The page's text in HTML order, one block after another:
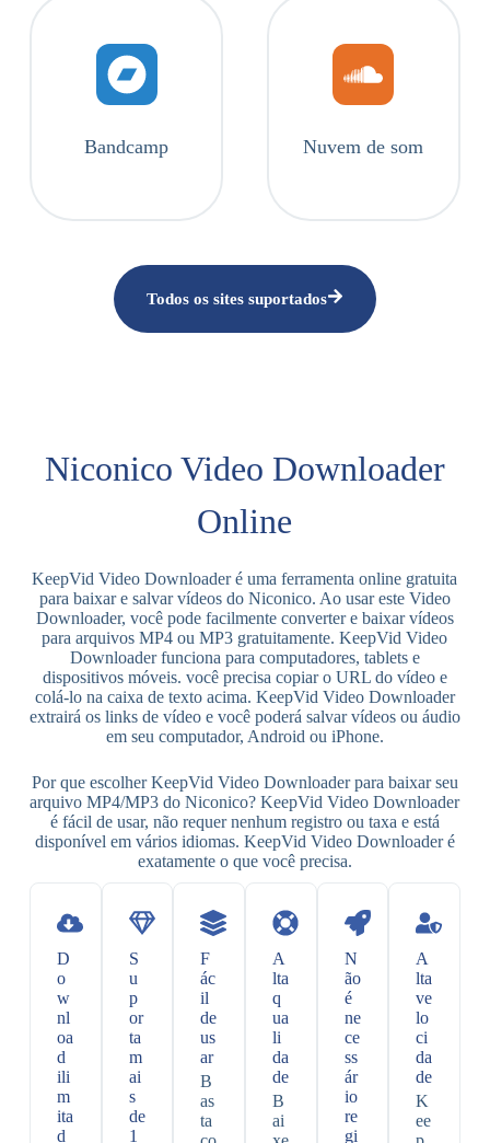
Bandcamp Nuvem de som
Todos os sites suportados
Niconico Video Downloader
Online
KeepVid Video Downloader é uma ferramenta online gratuita
para baixar e salvar vídeos do Niconico. Ao usar este Video
Downloader, você pode facilmente converter e baixar vídeos
para arquivos MP4 ou MP3 gratuitamente. KeepVid Video
Downloader funciona para computadores, tablets e
dispositivos móveis. você precisa copiar o URL do vídeo e
colá-lo na caixa de texto acima. KeepVid Video Downloader
extrairá os links de vídeo e você poderá salvar vídeos ou áudio
em seu computador, Android ou iPhone.
Por que escolher KeepVid Video Downloader para baixar seu
arquivo MP4/MP3 do Niconico? KeepVid Video Downloader
é fácil de usar, não requer nenhum registro ou taxa e está
disponível em vários idiomas. KeepVid Video Downloader é
exatamente o que você precisa.
D
o
w
nl
oa
d
ili
m
ita
d
S
u
p
or
ta
m
ai
s
de
1
F
ác
il
de
us
ar
B
as
ta
A
lta
q
ua
li
da
de
B
ai
N
ão
é
ne
ce
ss
ár
io
re
gi
A
lta
ve
lo
ci
da
de
K
ee